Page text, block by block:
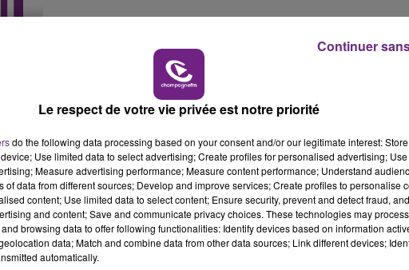
10h00 - 14h00
LE TICKET DE CAISSE
soldes à 4 semaines en 2019.
Le respect de votre vie privée est notre priorité
do the following data processing based on your consent and/or our legitimate interest:
Use limited data to select advertising; Create profiles for personalised advertising;
Measure advertising performance; Measure content performance; Understand
of data from different sources; Develop and improve services; Create profiles to personalise
content; Use limited data to select content; Ensure security, prevent and detect fraud,
and content; Save and communicate privacy choices. These technologies may
browsing data to offer following functionalities: Identify devices based on information
data; Match and combine data from other data sources; Link different devices;
automatically.
Continuer